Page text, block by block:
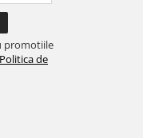
promotiile
Politica de